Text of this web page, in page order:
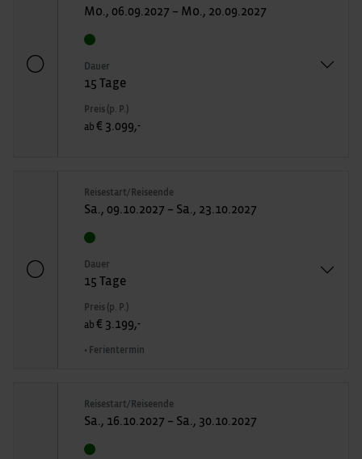
Mo., 06.09.2027 – Mo., 20.09.2027
Dauer
15 Tage
Preis (p. P.)
ab € 3.099,-
Reisestart/Reiseende
Sa., 09.10.2027 – Sa., 23.10.2027
Dauer
15 Tage
Preis (p. P.)
ab € 3.199,-
• Ferientermin
Reisestart/Reiseende
Sa., 16.10.2027 – Sa., 30.10.2027